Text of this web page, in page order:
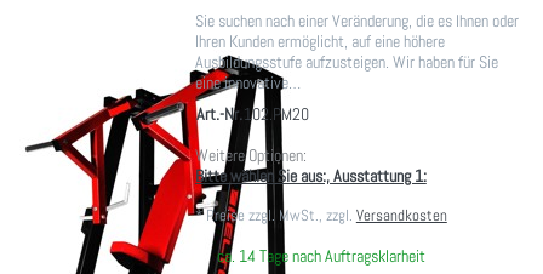
Sie suchen nach einer Veränderung, die es Ihnen oder
Ihren Kunden ermöglicht, auf eine höhere
Ausbildungsstufe aufzusteigen. Wir haben für Sie
eine innovative…
Art.-Nr.102.PM20
Weitere Optionen:
Bitte wählen Sie aus:, Ausstattung 1:
*Preise zzgl. MwSt., zzgl. Versandkosten
ca. 14 Tage nach Auftragsklarheit